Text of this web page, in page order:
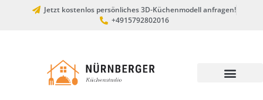
Jetzt kostenlos persönliches 3D-Küchenmodell anfragen!
+4915792802016